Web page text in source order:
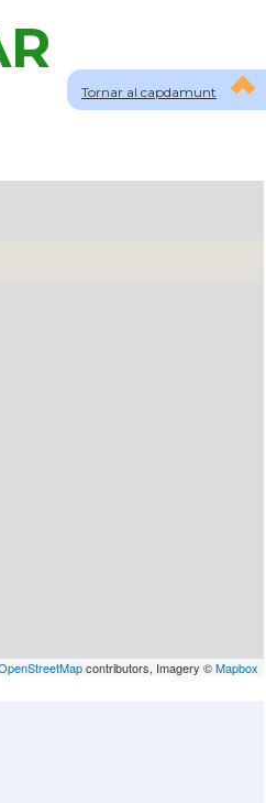
Tornar al capdamunt
contributors, Imagery ©Mapbox